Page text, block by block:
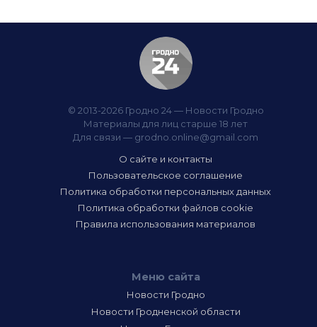
© 2013-2026 Гродно 24 — Новости Гродно
Материалы для лиц старше 18 лет
Для связи — grodno.online@gmail.com
О сайте и контакты
Пользовательское соглашение
Политика обработки персональных данных
Политика обработки файлов cookie
Правила использования материалов
Меню сайта
Новости Гродно
Новости Гродненской области